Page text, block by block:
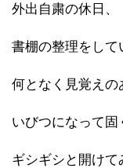
外出自粛の休日、
書棚の整理をして
何となく見覚えの
いびつになって
ギシギシと開けて